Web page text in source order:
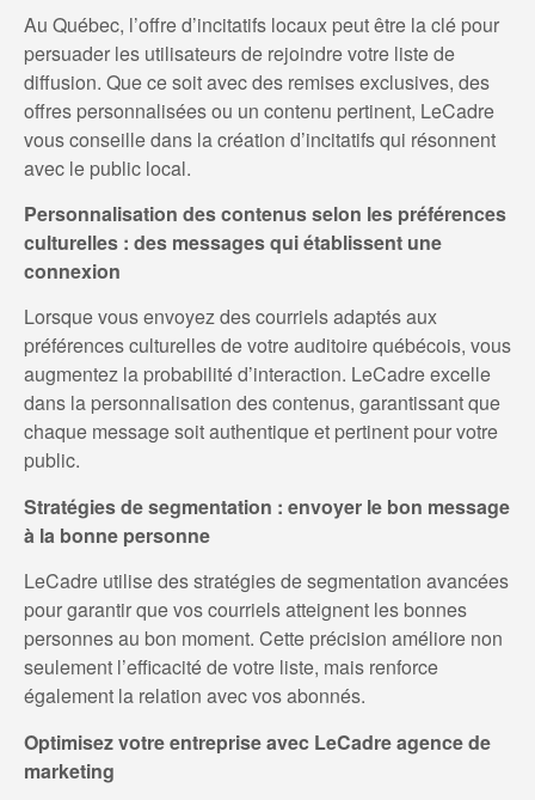
Au Québec, l’offre d’incitatifs locaux peut être la clé pour
persuader les utilisateurs de rejoindre votre liste de
diffusion. Que ce soit avec des remises exclusives, des
offres personnalisées ou un contenu pertinent, LeCadre
vous conseille dans la création d’incitatifs qui résonnent
avec le public local.
Personnalisation des contenus selon les préférences
culturelles : des messages qui établissent une
connexion
Lorsque vous envoyez des courriels adaptés aux
préférences culturelles de votre auditoire québécois, vous
augmentez la probabilité d’interaction. LeCadre excelle
dans la personnalisation des contenus, garantissant que
chaque message soit authentique et pertinent pour votre
public.
Stratégies de segmentation : envoyer le bon message
à la bonne personne
LeCadre utilise des stratégies de segmentation avancées
pour garantir que vos courriels atteignent les bonnes
personnes au bon moment. Cette précision améliore non
seulement l’efficacité de votre liste, mais renforce
également la relation avec vos abonnés.
Optimisez votre entreprise avec LeCadre agence de
marketing